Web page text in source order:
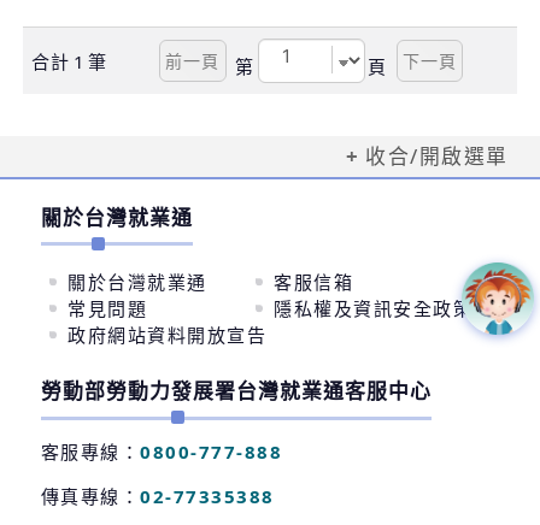
合計 1 筆 第 頁
收合/開啟選單
關於台灣就業通
關於台灣就業通
客服信箱
常見問題
隱私權及資訊安全政策
政府網站資料開放宣告
勞動部勞動力發展署台灣就業通客服中心
客服專線：0800-777-888
傳真專線：02-77335388